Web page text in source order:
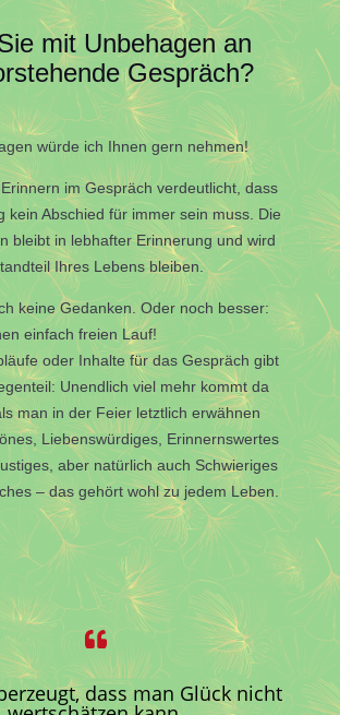
mit Unbehagen an
Gespräch?
würde ich Ihnen gern nehmen!
im Gespräch verdeutlicht, dass
kein Abschied für immer sein muss. Die
bleibt in lebhafter Erinnerung und wird
Ihres Lebens bleiben.
keine Gedanken. Oder noch besser:
einfach freien Lauf!
oder Inhalte für das Gespräch gibt
Unendlich viel mehr kommt da
man in der Feier letztlich erwähnen
Liebenswürdiges, Erinnernswertes
aber natürlich auch Schwieriges
– das gehört wohl zu jedem Leben.

dass man Glück nicht